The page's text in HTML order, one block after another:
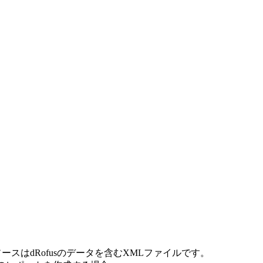
スはdRofusのデータを含むXMLファイルです。